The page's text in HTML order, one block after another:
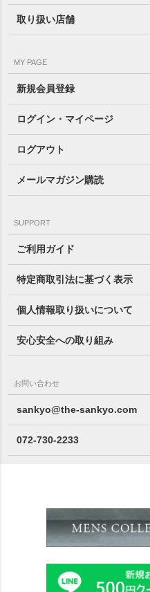
取り扱い店舗
MY PAGE
新規会員登録
ログイン・マイページ
ログアウト
メールマガジン購読
SUPPORT
ご利用ガイド
特定商取引法に基づく表示
個人情報取り扱いについて
安心安全への取り組み
お問い合わせ
sankyo@the-sankyo.com
072-730-2233